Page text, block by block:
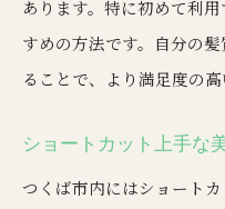
あります。特に初めて利
すめの方法です。自分の
ることで、より満足度の
ショートカット上手な
つくば市内にはショート